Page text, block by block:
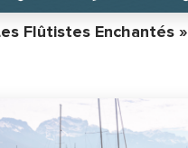
Flûtistes Enchantés »